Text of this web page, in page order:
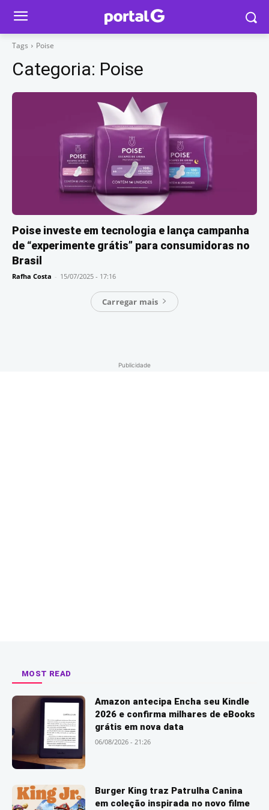
Tags Poise
Categoria: Poise
Poise investe em tecnologia e lança campanha
de “experimente grátis” para consumidoras no
Brasil
Rafha Costa - 15/07/2025 - 17:16
Carregar mais
Publicidade
MOST READ
Amazon antecipa Encha seu Kindle
2026 e confirma milhares de eBooks
grátis em nova data
06/08/2026 - 21:26
Burger King traz Patrulha Canina
em coleção inspirada no novo filme